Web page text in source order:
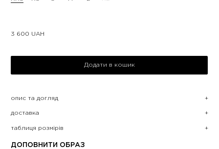
3 600 UAH
Додати в кошик
опис та догляд
доставка
таблиця розмірів
ДОПОВНИТИ ОБРАЗ